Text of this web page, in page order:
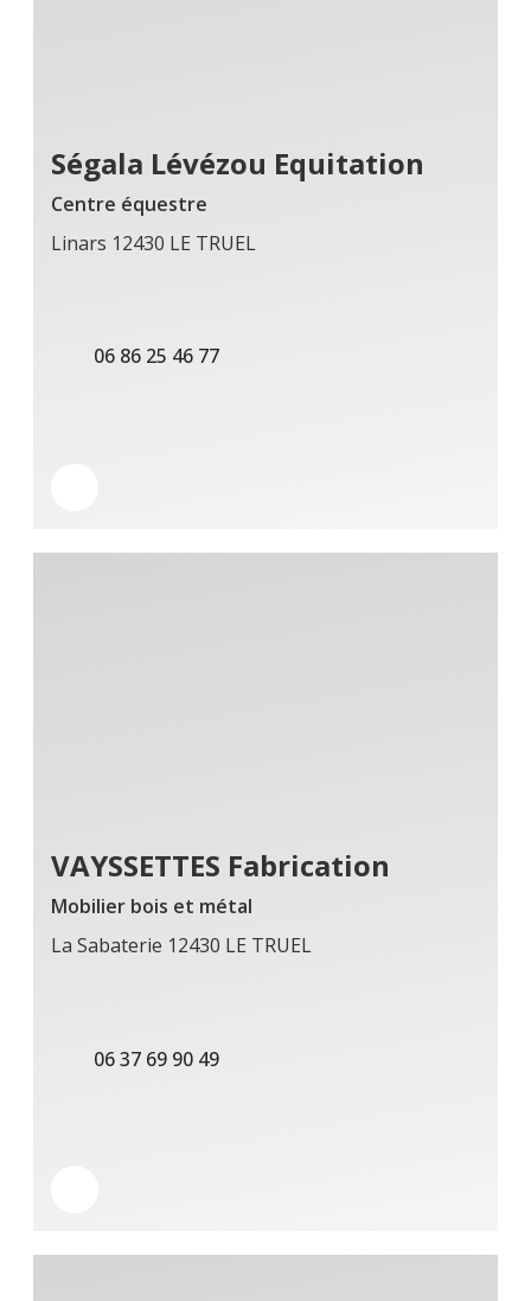
Ségala Lévézou Equitation
Centre équestre
Linars 12430 LE TRUEL
06 86 25 46 77
VAYSSETTES Fabrication
Mobilier bois et métal
La Sabaterie 12430 LE TRUEL
06 37 69 90 49